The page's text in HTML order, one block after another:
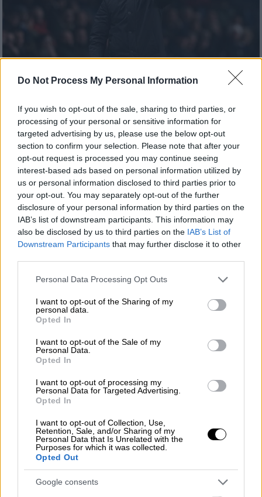
Do Not Process My Personal Information
If you wish to opt-out of the sale, sharing to third parties, or
processing of your personal or sensitive information for
targeted advertising by us, please use the below opt-out
section to confirm your selection. Please note that after your
opt-out request is processed you may continue seeing
interest-based ads based on personal information utilized by
us or personal information disclosed to third parties prior to
your opt-out. You may separately opt-out of the further
disclosure of your personal information by third parties on the
IAB’s list of downstream participants. This information may
also be disclosed by us to third parties on the IAB’s List of
Downstream Participants that may further disclose it to other
Please note that this website/app uses one or more Google
not limited to your visit or usage behaviour. You may click to
grant or deny consent to Google and its third-party tags to
use your data for below specified purposes in below Google
consent section.
Personal Data Processing Opt Outs
I want to opt-out of the Sharing of my
personal data.
Opted In
I want to opt-out of the Sale of my
Personal Data.
Opted In
I want to opt-out of processing my
Personal Data for Targeted Advertising.
Opted In
I want to opt-out of Collection, Use,
Retention, Sale, and/or Sharing of my
Personal Data that Is Unrelated with the
Purposes for which it was collected.
Opted Out
Google consents
Αθλητισμός|19.05.2026 14:42
Εποχή Μαρέσκα στο Μάντσεστερ - Ήρθε
σε συμφωνία με τη Σίτι
Ο Ιταλός θα αποτελέσει τον αντικαταστάτη
του Πεπ Γκουαρδιόλα στον πάγκο των
«Πολιτών»
J2US: Ξέφρενο πάρτι, λαμπεροί
καλεσμένοι και αγωνία στα ύψη για την
τελευταία αποχώρηση πριν από τον
ημιτελικό